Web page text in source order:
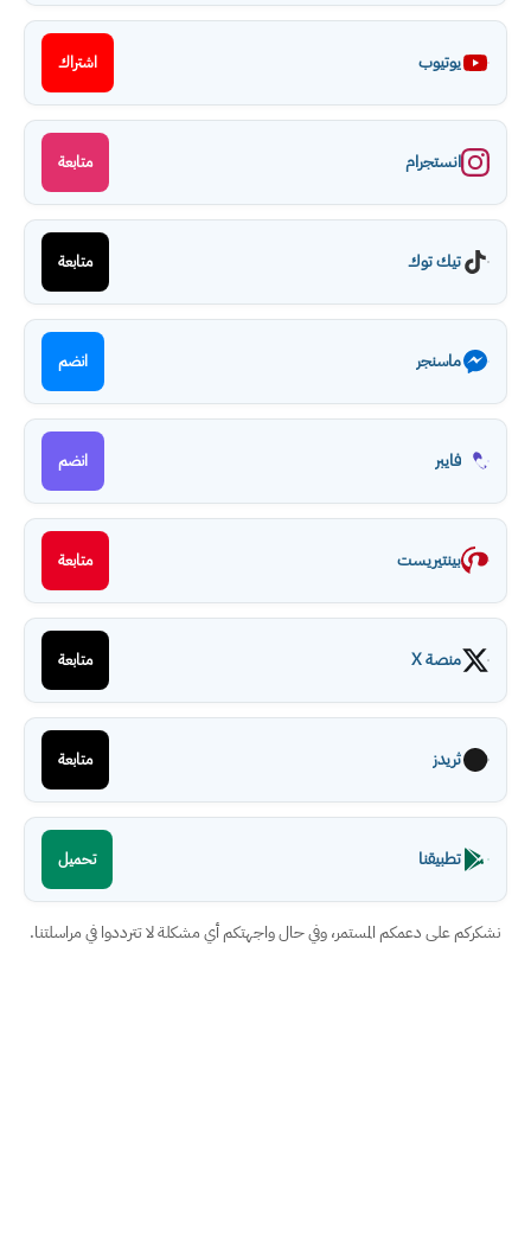
يوتيوب اشتراك
انستجرام متابعة
تيك توك متابعة
ماسنجر انضم
فايبر انضم
بينتيريست متابعة
منصة X متابعة
ثريدز متابعة
تطبيقنا تحميل
نشكركم على دعمكم المستمر، وفي حال واجهتكم أي مشكلة لا تترددوا في مراسلتنا.